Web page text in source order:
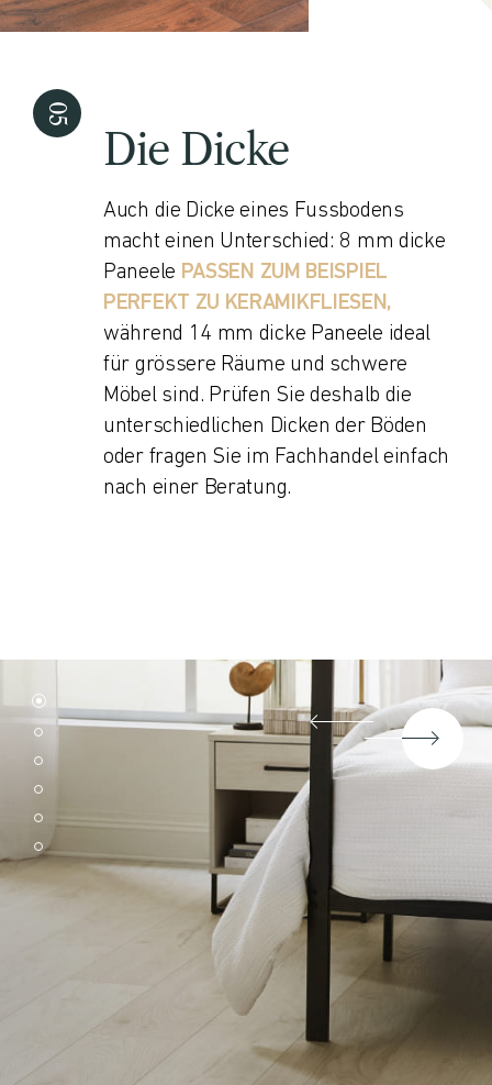
Die Dicke
Auch die Dicke eines Fussbodens
macht einen Unterschied: 8 mm dicke
Paneele PASSEN ZUM BEISPIEL
PERFEKT ZU KERAMIKFLIESEN,
während 14 mm dicke Paneele ideal
für grössere Räume und schwere
Möbel sind. Prüfen Sie deshalb die
unterschiedlichen Dicken der Böden
oder fragen Sie im Fachhandel einfach
nach einer Beratung.